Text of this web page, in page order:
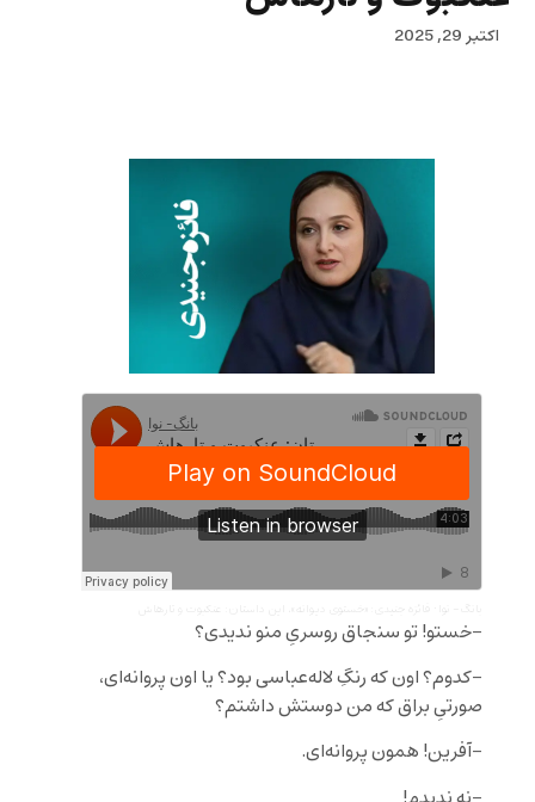
اکتبر 29, 2025
بانگ- نوا فائزه جنیدی: «خستوی دیوانه»، این داستان: عنکبوت و تارهاش
-خستو‌! تو سنجاق روسریِ منو ندید‌ی؟
-کدوم؟ اون که رنگِ لاله‌عباسی بود؟ یا اون پروانه‌ای،
صورتیِ براق که من دوستش داشتم؟
-آفرین! همون پروانه‌ای.